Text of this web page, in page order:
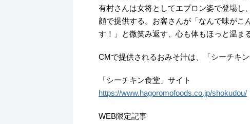
有村さんは女将としてエプロン姿で登場し
顔で提供する。お客さんが「なんで味が
す！」と微笑み返す、心も体もほっと温ま
CMで提供されるおみそ汁は、「シーチキ
「シーチキン食堂」サイト
https://www.hagoromofoods.co.jp/shokudou/
WEB限定記事